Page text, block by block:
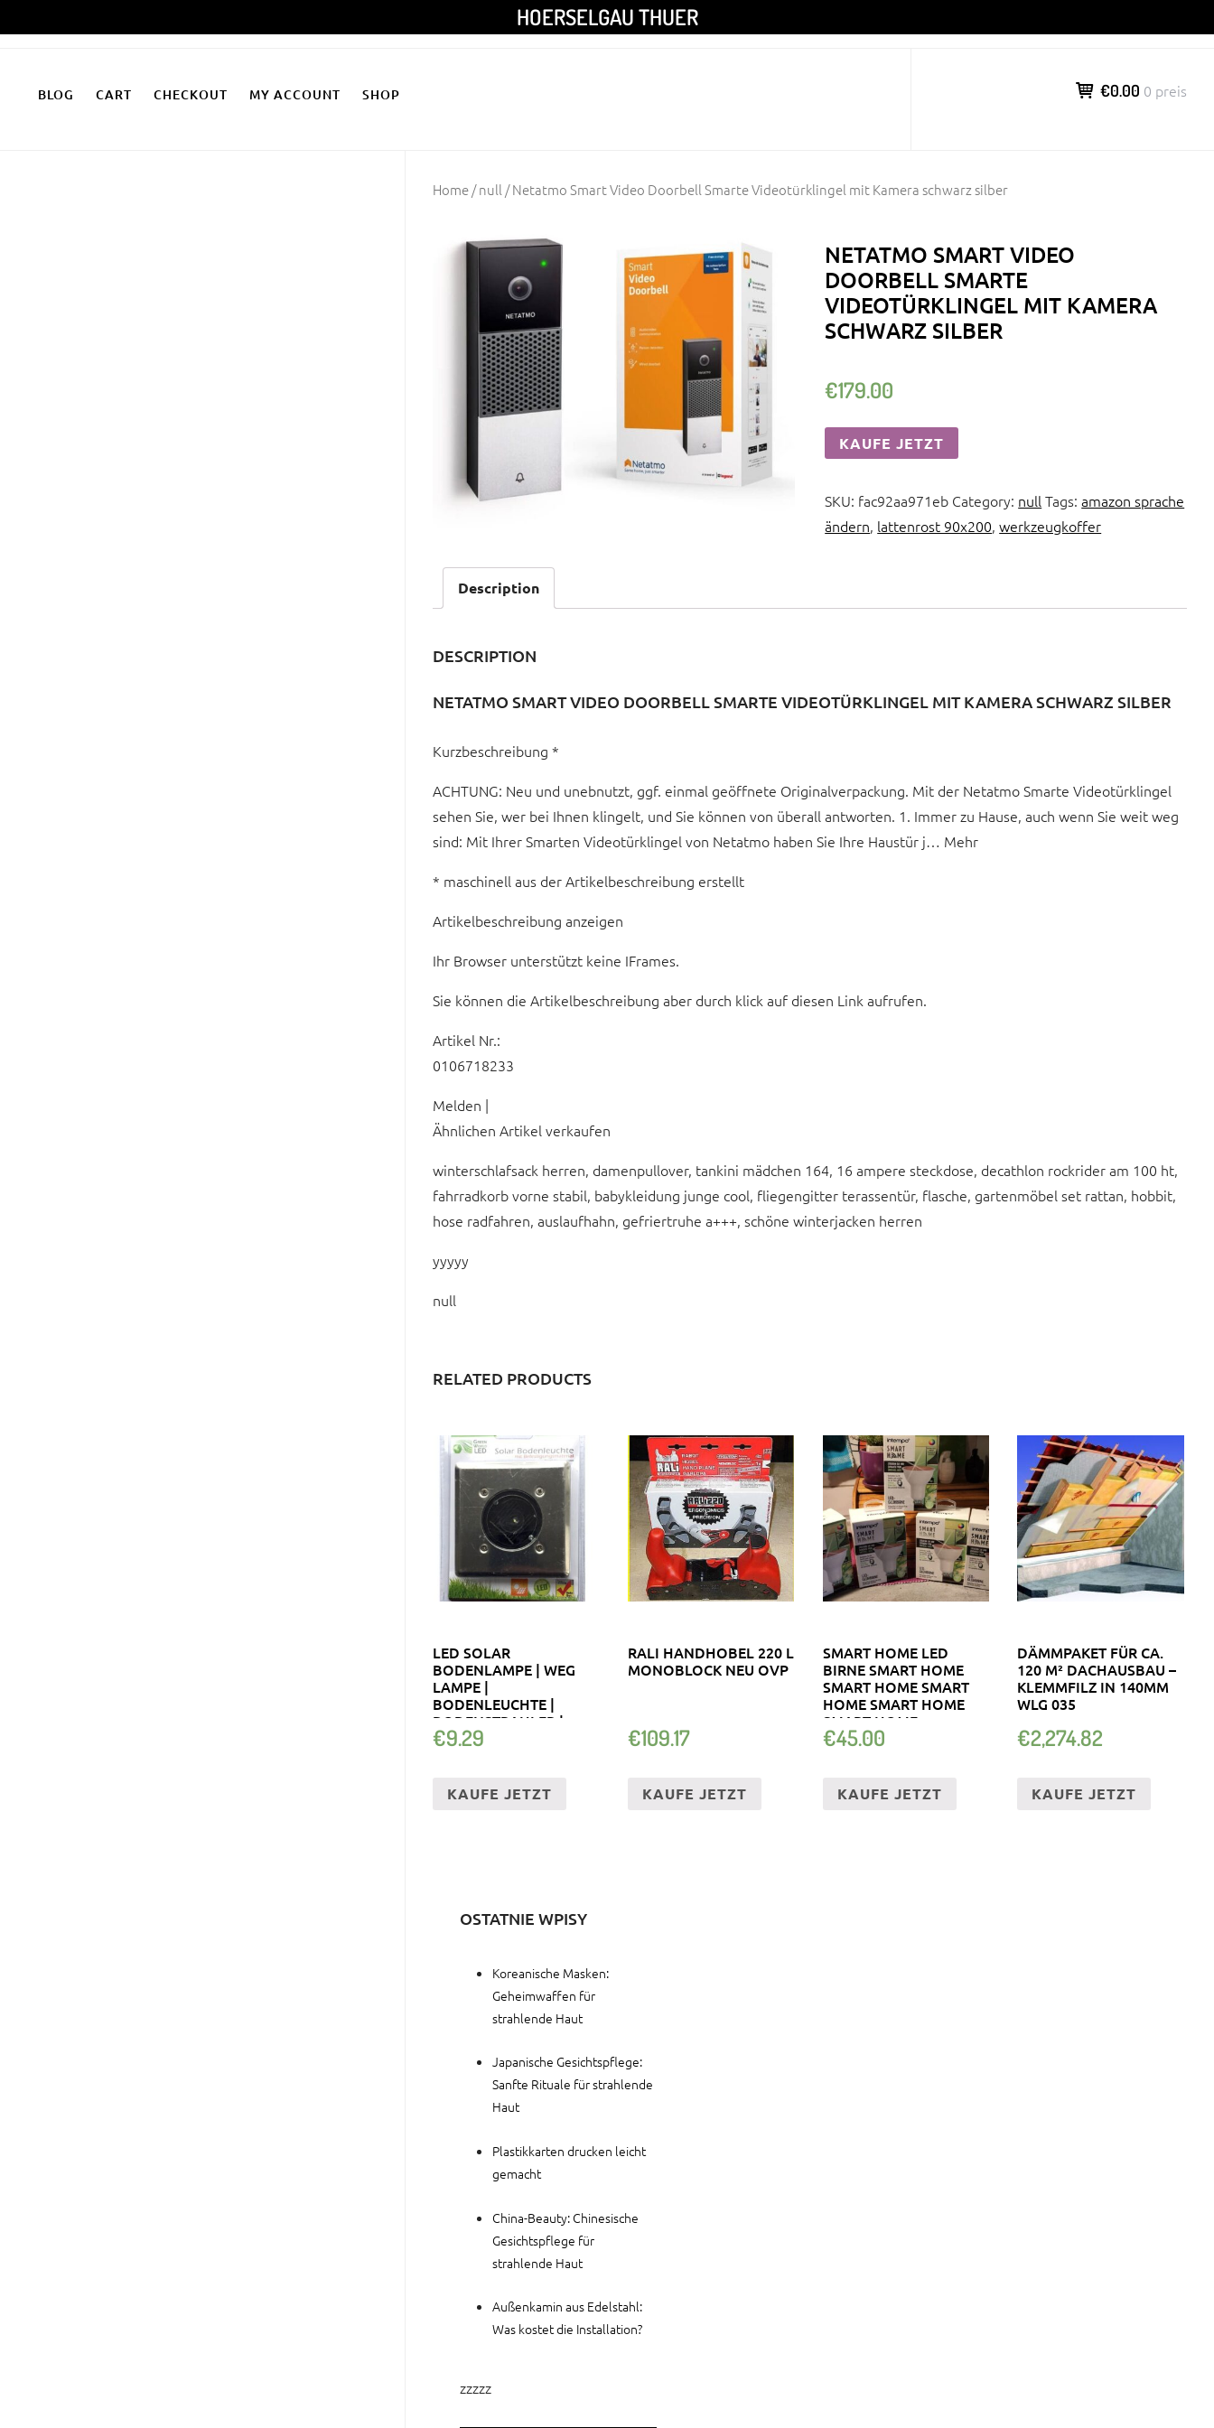
Inhalt
HOERSELGAU THUER
BLOG CART CHECKOUT MY ACCOUNT SHOP €0.00 0 preis
Home/null / Netatmo Smart Video Doorbell Smarte Videotürklingel mit Kamera schwarz silber
NETATMO SMART VIDEO
DOORBELL SMARTE
VIDEOTÜRKLINGEL MIT KAMERA
SCHWARZ SILBER
€179.00
KAUFE JETZT
SKU: fac92aa971eb Category: nullTags:amazon sprache
ändern, lattenrost 90x200,werkzeugkoffer
Description
DESCRIPTION
NETATMO SMART VIDEO DOORBELL SMARTE VIDEOTÜRKLINGEL MIT KAMERA SCHWARZ SILBER
Kurzbeschreibung *
ACHTUNG: Neu und unebnutzt, ggf. einmal geöffnete Originalverpackung. Mit der Netatmo Smarte Videotürklingel
sehen Sie, wer bei Ihnen klingelt, und Sie können von überall antworten. 1. Immer zu Hause, auch wenn Sie weit weg
sind: Mit Ihrer Smarten Videotürklingel von Netatmo haben Sie Ihre Haustür j… Mehr
* maschinell aus der Artikelbeschreibung erstellt
Artikelbeschreibung anzeigen
Ihr Browser unterstützt keine IFrames.
Sie können die Artikelbeschreibung aber durch klick auf diesen Link aufrufen.
Artikel Nr.:
0106718233
Melden |
Ähnlichen Artikel verkaufen
winterschlafsack herren, damenpullover, tankini mädchen 164, 16 ampere steckdose, decathlon rockrider am 100 ht,
fahrradkorb vorne stabil, babykleidung junge cool, fliegengitter terassentür, flasche, gartenmöbel set rattan, hobbit,
hose radfahren, auslaufhahn, gefriertruhe a+++, schöne winterjacken herren
yyyyy
null
RELATED PRODUCTS
LED SOLAR
BODENLAMPE | WEG
LAMPE |
BODENLEUCHTE |
BODENSTRAHLER |
SOLARLAMPE
€9.29
KAUFE JETZT
RALI HANDHOBEL 220 L
MONOBLOCK NEU OVP
€109.17
KAUFE JETZT
SMART HOME LED
BIRNE SMART HOME
SMART HOME SMART
HOME SMART HOME
SMART HOME
€45.00
KAUFE JETZT
DÄMMPAKET FÜR CA.
120 M² DACHAUSBAU –
KLEMMFILZ IN 140MM
WLG 035
€2,274.82
KAUFE JETZT
OSTATNIE WPISY
Koreanische Masken:
Geheimwaffen für
strahlende Haut
Japanische Gesichtspflege:
Sanfte Rituale für strahlende
Haut
Plastikkarten drucken leicht
gemacht
China-Beauty: Chinesische
Gesichtspflege für
strahlende Haut
Außenkamin aus Edelstahl:
Was kostet die Installation?
zzzzz